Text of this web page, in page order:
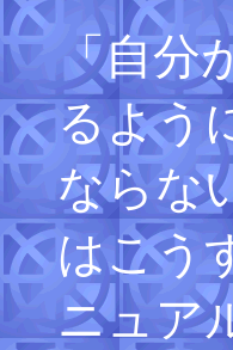
「自分
るよう
ならな
はこう
ニュア